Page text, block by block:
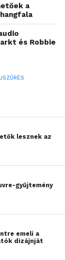
az
szó
2
a
és Robbie
lesznek az
gyűjtemény
emeli a
dizájnját